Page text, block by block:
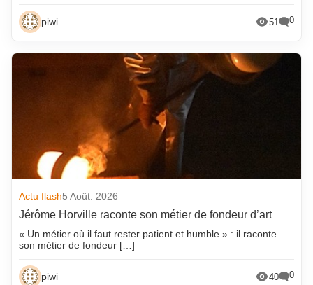
piwi 51 0
Actu flash5 Août. 2026
Jérôme Horville raconte son métier de fondeur d’art
« Un métier où il faut rester patient et humble » : il raconte
son métier de fondeur […]
piwi 40 0